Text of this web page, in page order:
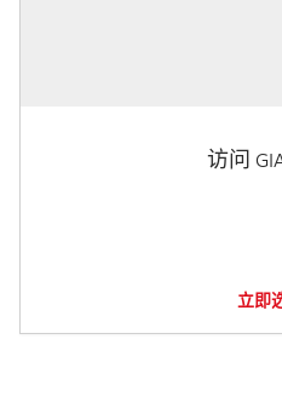
访问
立即